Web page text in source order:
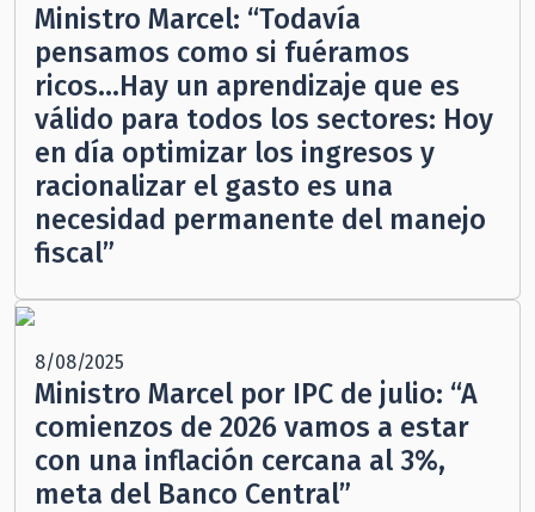
Ministro Marcel: “Todavía
pensamos como si fuéramos
ricos…Hay un aprendizaje que es
válido para todos los sectores: Hoy
en día optimizar los ingresos y
racionalizar el gasto es una
necesidad permanente del manejo
fiscal”
8/08/2025
Ministro Marcel por IPC de julio: “A
comienzos de 2026 vamos a estar
con una inflación cercana al 3%,
meta del Banco Central”